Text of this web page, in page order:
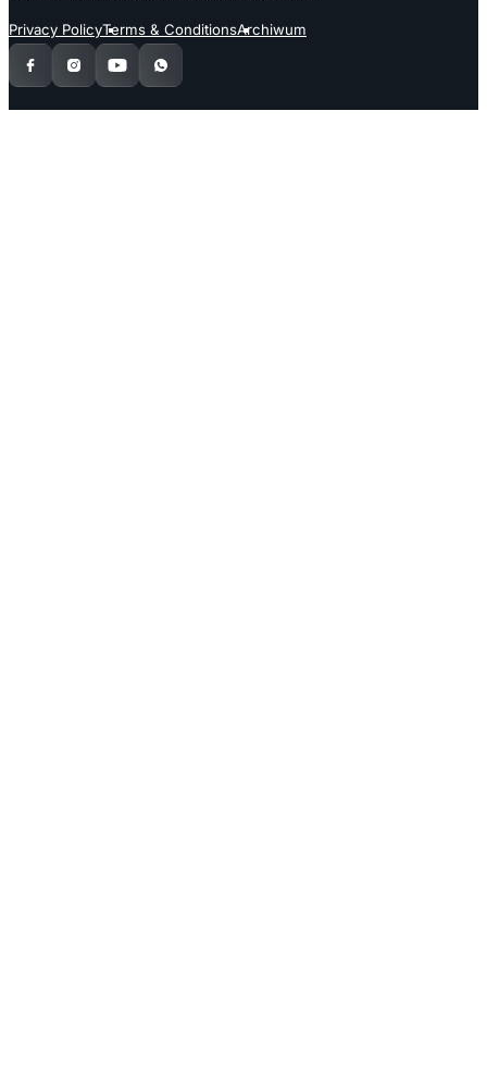
Privacy PolicyTerms & ConditionsArchiwum